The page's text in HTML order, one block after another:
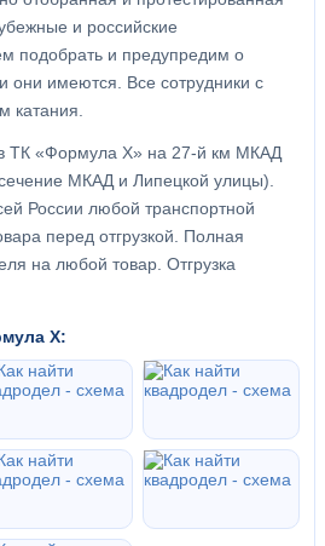
и российские
подобрать и предупредим о
они имеются. Все сотрудники с
катания.
ТК «Формула X» на 27-й км МКАД
МКАД и Липецкой улицы).
России любой транспортной
перед отгрузкой. Полная
на любой товар. Отгрузка
Х: